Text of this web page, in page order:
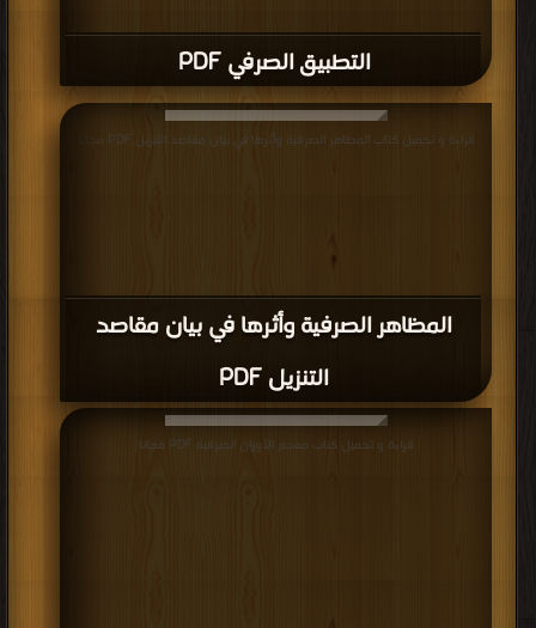
التطبيق الصرفي PDF
المظاهر الصرفية وأثرها في بيان مقاصد
التنزيل PDF
قراءة و تحميل كتاب المظاهر الصرفية وأثرها في بيان مقاصد التنزيل PDF مجانا
قراءة و تحميل كتاب معجم الأوزان الصرفية PDF مجانا